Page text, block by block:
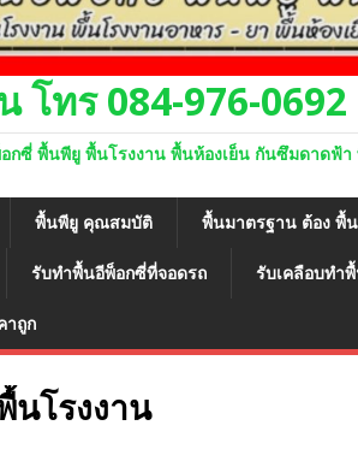
โทร 084-976-0692
ซี่ พื้นพียู พื้นโรงงาน พื้นห้องเย็น กันซึมดาดฟ้
พื้นพียู คุณสมบัติ พื้นมาตรฐาน ต้อง พื้น
รับทำพื้นอีพ็อกซี่ที่จอดรถ รับเคลือบทำ
าถูก
นโรงงาน